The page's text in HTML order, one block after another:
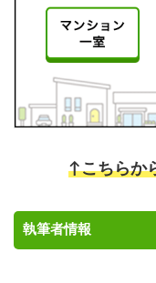
↑こちらか
執筆者情報